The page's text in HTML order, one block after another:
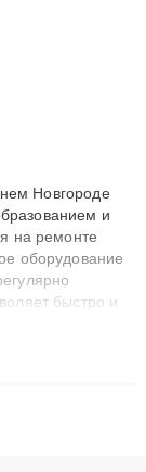
Новгороде
и
на ремонте
оборудование
быстро и
решают